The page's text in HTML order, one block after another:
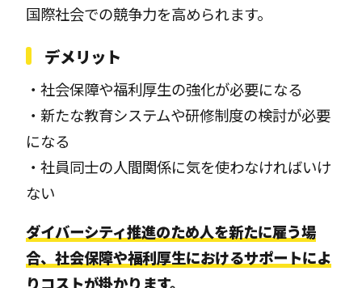
国際社会での競争力を高められます。
デメリット
・社会保障や福利厚生の強化が必要になる
・新たな教育システムや研修制度の検討が必要
になる
・社員同士の人間関係に気を使わなければいけ
ない
ダイバーシティ推進のため人を新たに雇う場
合、社会保障や福利厚生におけるサポートによ
りコストが掛かります。